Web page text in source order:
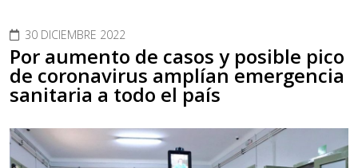
30 DICIEMBRE 2022
Por aumento de casos y posible pico
de coronavirus amplían emergencia
sanitaria a todo el país